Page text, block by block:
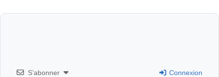
S’abonner Connexion